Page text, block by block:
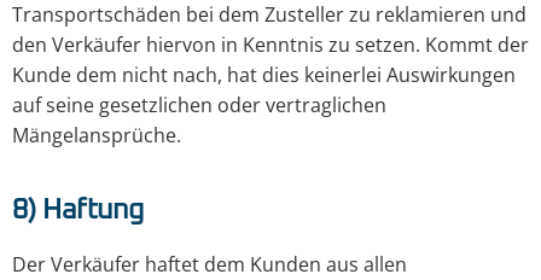
Transportschäden bei dem Zusteller zu reklamieren und
den Verkäufer hiervon in Kenntnis zu setzen. Kommt der
Kunde dem nicht nach, hat dies keinerlei Auswirkungen
auf seine gesetzlichen oder vertraglichen
Mängelansprüche.
8) Haftung
Der Verkäufer haftet dem Kunden aus allen